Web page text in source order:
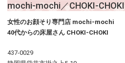
mochi-mochi／CHOKI-CHOKI
女性のお顔そり専門店 mochi-mochi
40代からの床屋さん CHOKI-CHOKI
437-0029